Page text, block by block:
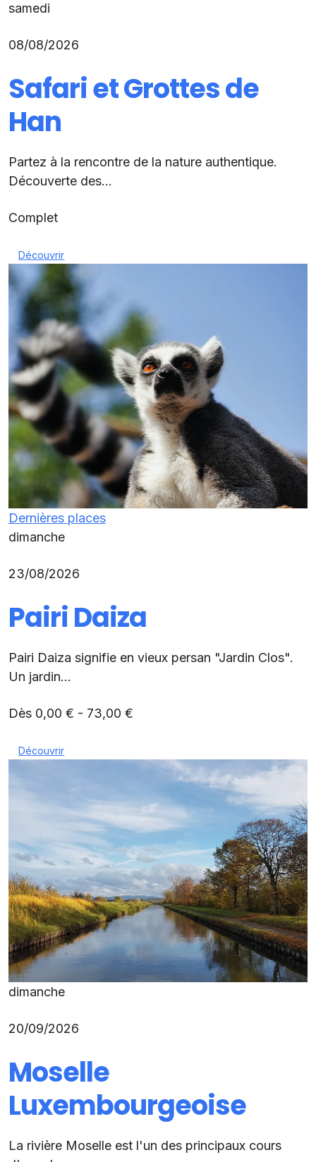
samedi
08/08/2026
Safari et Grottes de
Han
Partez à la rencontre de la nature authentique.
Découverte des...
Complet
Découvrir
Dernières places
dimanche
23/08/2026
Pairi Daiza
Pairi Daiza signifie en vieux persan "Jardin Clos".
Un jardin...
Dès 0,00 € - 73,00 €
Découvrir
dimanche
20/09/2026
Moselle
Luxembourgeoise
La rivière Moselle est l'un des principaux cours